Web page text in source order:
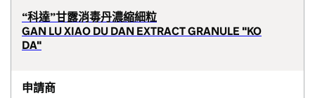
“科達”甘露消毒丹濃縮細粒
GAN LU XIAO DU DAN EXTRACT GRANULE "KO
DA"
申請商